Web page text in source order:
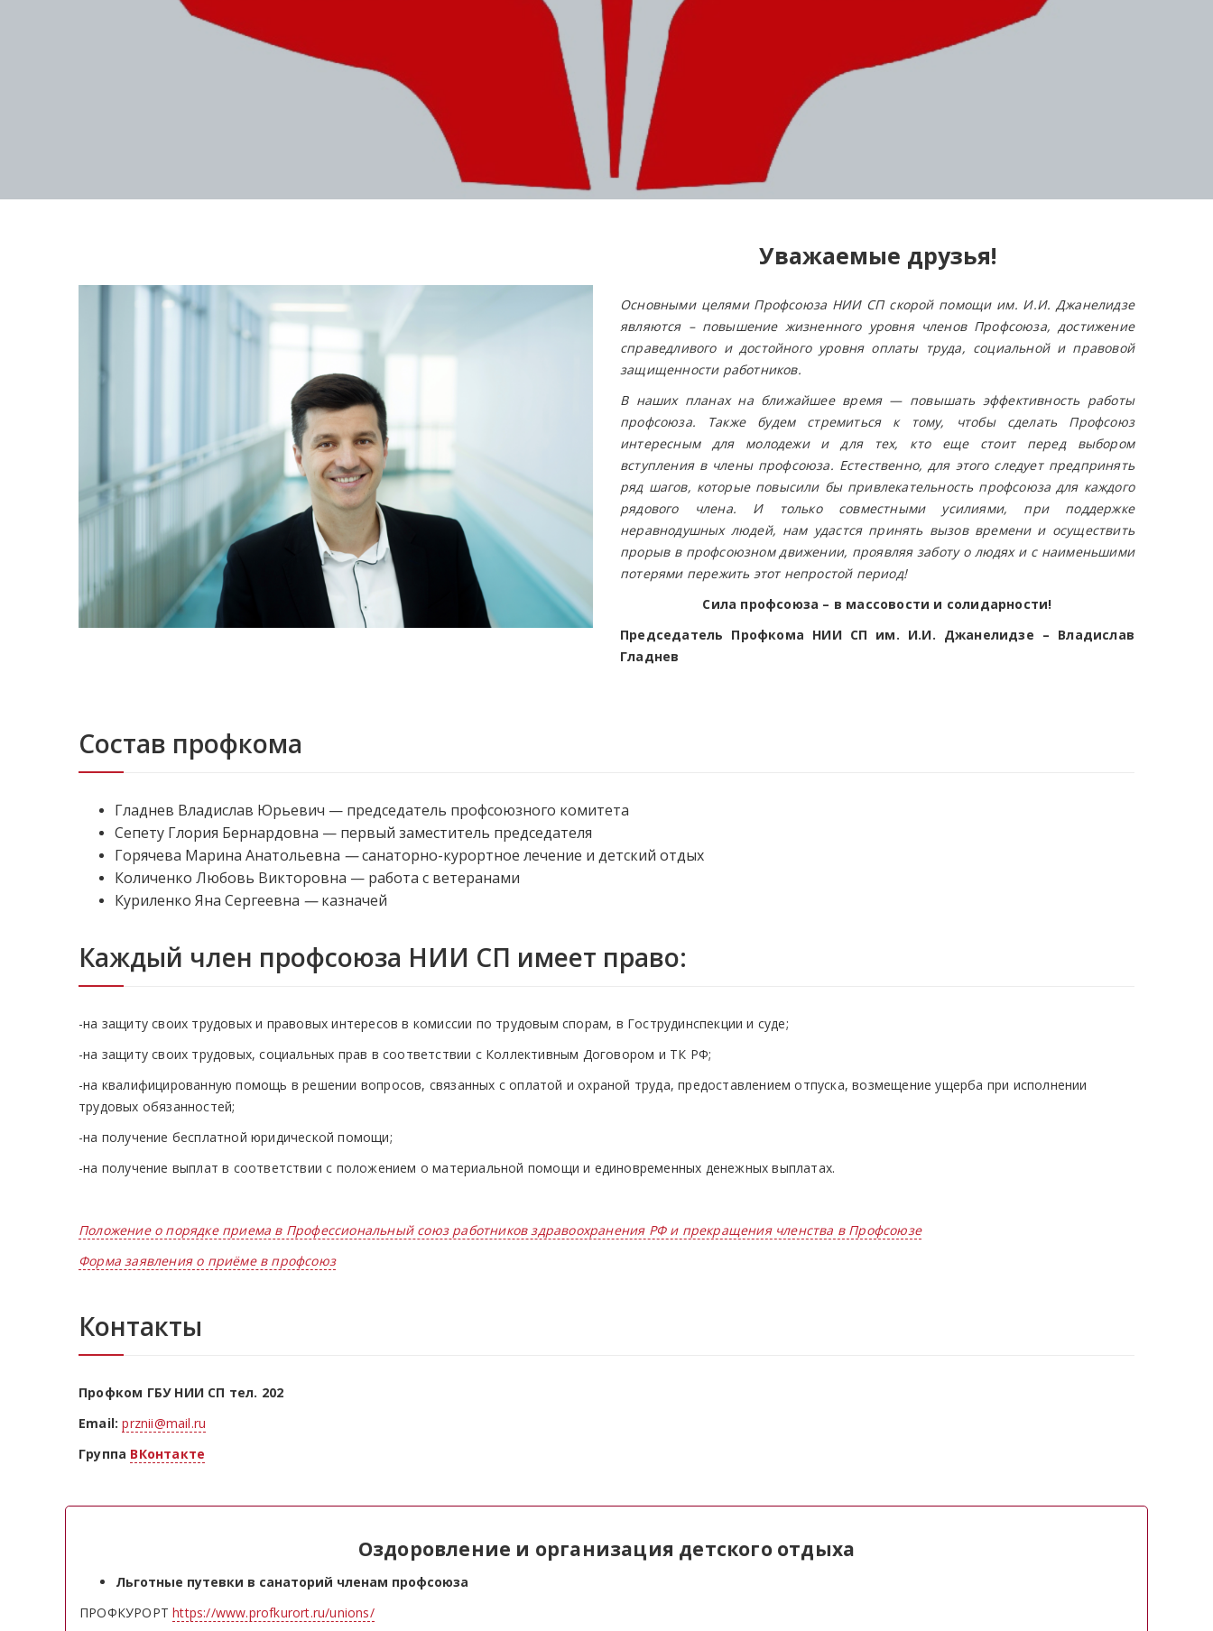
Уважаемые друзья!
Основными целями Профсоюза НИИ СП скорой помощи им. И.И. Джанелидзе
являются – повышение жизненного уровня членов Профсоюза, достижение
справедливого и достойного уровня оплаты труда, социальной и правовой
защищенности работников.
В наших планах на ближайшее время — повышать эффективность работы
профсоюза. Также будем стремиться к тому, чтобы сделать Профсоюз
интересным для молодежи и для тех, кто еще стоит перед выбором
вступления в члены профсоюза. Естественно, для этого следует предпринять
ряд шагов, которые повысили бы привлекательность профсоюза для каждого
рядового члена. И только совместными усилиями, при поддержке
неравнодушных людей, нам удастся принять вызов времени и осуществить
прорыв в профсоюзном движении, проявляя заботу о людях и с наименьшими
потерями пережить этот непростой период!
Сила профсоюза – в массовости и солидарности!
Председатель Профкома НИИ СП им. И.И. Джанелидзе – Владислав
Гладнев
Состав профкома
Гладнев Владислав Юрьевич — председатель профсоюзного комитета
Сепету Глория Бернардовна — первый заместитель председателя
Горячева Марина Анатольевна —санаторно-курортное лечение и детский отдых
Количенко Любовь Викторовна — работа с ветеранами
Куриленко Яна Сергеевна —казначей
Каждый член профсоюза НИИ СП имеет право:
-на защиту своих трудовых и правовых интересов в комиссии по трудовым спорам, в Гострудинспекции и суде;
-на защиту своих трудовых, социальных прав в соответствии с Коллективным Договором и ТК РФ;
-на квалифицированную помощь в решении вопросов, связанных с оплатой и охраной труда, предоставлением отпуска, возмещение ущерба при исполнении
трудовых обязанностей;
-на получение бесплатной юридической помощи;
-на получение выплат в соответствии с положением о материальной помощи и единовременных денежных выплатах.
Положение о порядке приема в Профессиональный союз работников здравоохранения РФ и прекращения членства в Профсоюзе
Форма заявления о приёме в профсоюз
Контакты
Профком ГБУ НИИ СП тел. 202
Email: prznii@mail.ru
Группа ВКонтакте
Оздоровление и организация детского отдыха
Льготные путевки в санаторий членам профсоюза
ПРОФКУРОРТhttps://www.profkurort.ru/unions/